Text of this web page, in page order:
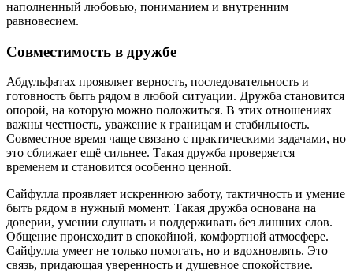
наполненный любовью, пониманием и внутренним
равновесием.
Совместимость в дружбе
Абдульфатах проявляет верность, последовательность и
готовность быть рядом в любой ситуации. Дружба становится
опорой, на которую можно положиться. В этих отношениях
важны честность, уважение к границам и стабильность.
Совместное время чаще связано с практическими задачами, но
это сближает ещё сильнее. Такая дружба проверяется
временем и становится особенно ценной.
Сайфулла проявляет искреннюю заботу, тактичность и умение
быть рядом в нужный момент. Такая дружба основана на
доверии, умении слушать и поддерживать без лишних слов.
Общение происходит в спокойной, комфортной атмосфере.
Сайфулла умеет не только помогать, но и вдохновлять. Это
связь, придающая уверенность и душевное спокойствие.